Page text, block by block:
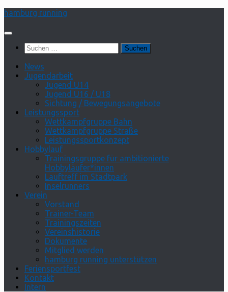
Zum
springen
hamburg running
Suchen
nach:
News
Jugendarbeit
Jugend U14
Jugend U16 / U18
Sichtung / Bewegungsangebote
Leistungssport
Wettkampfgruppe Bahn
Wettkampfgruppe Straße
Leistungssportkonzept
Hobbylauf
Trainingsgruppe für ambitionierte
Hobbyläufer*innen
Lauftreff im Stadtpark
Inselrunners
Verein
Vorstand
Trainer-Team
Trainingszeiten
Vereinshistorie
Dokumente
Mitglied werden
hamburg running unterstützen
Feriensportfest
Kontakt
Intern